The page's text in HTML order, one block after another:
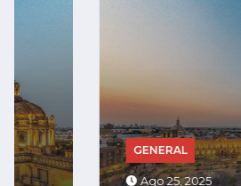
GENERAL
Ago 25, 2025